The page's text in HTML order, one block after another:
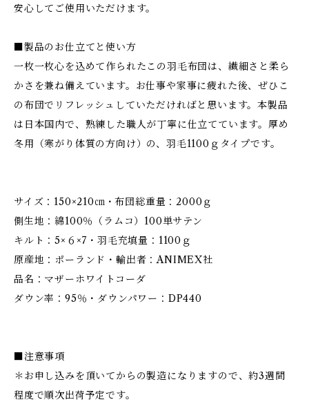
安心してご使用いただけます。
■製品のお仕立てと使い方
一枚一枚心を込めて作られたこの羽毛布団は、繊細さと柔ら
かさを兼ね備えています。お仕事や家事に疲れた後、ぜひこ
の布団でリフレッシュしていただければと思います。本製品
は日本国内で、熟練した職人が丁寧に仕立てています。厚め
冬用（寒がり体質の方向け）の、羽毛1100ｇタイプです。
サイズ：150×210㎝・布団総重量：2000ｇ
側生地：綿100％（ラムコ）100単サテン
キルト：5×６×7・羽毛充填量：1100ｇ
原産地：ポーランド・輸出者：ANIMEX社
品名：マザーホワイトコーダ
ダウン率：95％・ダウンパワー：DP440
■注意事項
＊お申し込みを頂いてからの製造になりますので、約3週間
程度で順次出荷予定です。